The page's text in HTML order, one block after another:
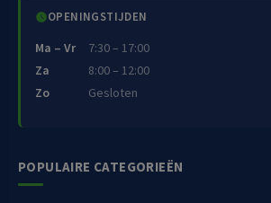
OPENINGSTIJDEN
Ma – Vr
7:30 – 17:00
Za
8:00 – 12:00
Zo
Gesloten
POPULAIRE CATEGORIEËN